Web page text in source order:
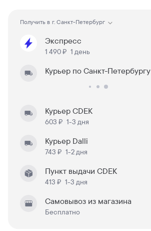
Получить в г. Санкт-Петербург
Экспресс
1 490 ₽ 1 день
Курьер по Санкт-Петербургу
Курьер CDEK
603 ₽ 1-3 дня
Курьер Dalli
743 ₽ 1-2 дня
Пункт выдачи CDEK
413 ₽ 1-3 дня
Самовывоз из магазина
Бесплатно